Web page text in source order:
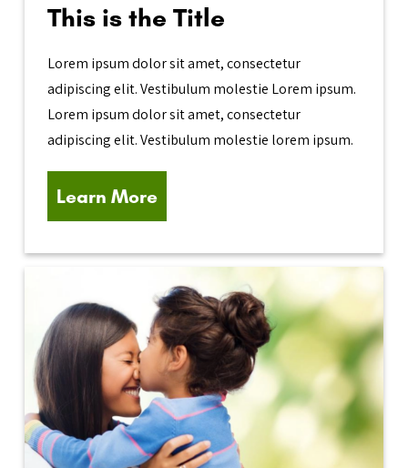
This is the Title
Lorem ipsum dolor sit amet, consectetur
adipiscing elit. Vestibulum molestie Lorem ipsum.
Lorem ipsum dolor sit amet, consectetur
adipiscing elit. Vestibulum molestie lorem ipsum.
Learn More